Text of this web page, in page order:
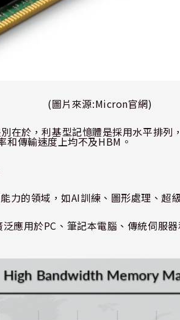
(圖片來源:Micron官網)
在於，利基型記憶體是採用水平排列
和傳輸速度上均不及HBM。
力的領域，如AI訓練、圖形處理、超
泛應用於PC 、筆記本電腦、傳統伺服